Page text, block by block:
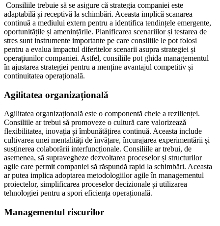
Consiliile trebuie să se asigure că strategia companiei este
adaptabilă și receptivă la schimbări. Aceasta implică scanarea
continuă a mediului extern pentru a identifica tendințele emergente,
oportunitățile și amenințările. Planificarea scenariilor și testarea de
stres sunt instrumente importante pe care consiliile le pot folosi
pentru a evalua impactul diferitelor scenarii asupra strategiei și
operațiunilor companiei. Astfel, consiliile pot ghida managementul
în ajustarea strategiei pentru a menține avantajul competitiv și
continuitatea operațională.
Agilitatea organizațională
Agilitatea organizațională este o componentă cheie a rezilienței.
Consiliile ar trebui să promoveze o cultură care valorizează
flexibilitatea, inovația și îmbunătățirea continuă. Aceasta include
cultivarea unei mentalități de învățare, încurajarea experimentării și
susținerea colaborării interfuncționale. Consiliile ar trebui, de
asemenea, să supravegheze dezvoltarea proceselor și structurilor
agile care permit companiei să răspundă rapid la schimbări. Aceasta
ar putea implica adoptarea metodologiilor agile în managementul
proiectelor, simplificarea proceselor decizionale și utilizarea
tehnologiei pentru a spori eficiența operațională.
Managementul riscurilor